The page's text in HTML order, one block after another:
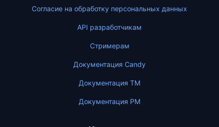
Согласие на обработку персональных данных
API разработчикам
Стримерам
Документация Candy
Документация ТМ
Документация PM